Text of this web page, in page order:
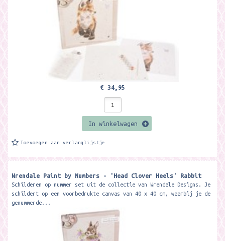
€ 34,95
In winkelwagen
Toevoegen aan verlanglijstje
Wrendale Paint by Numbers - 'Head Clover Heels' Rabbit
Schilderen op nummer set uit de collectie van Wrendale Designs. Je
schildert op een voorbedrukte canvas van 40 x 40 cm, waarbij je de
genummerde...